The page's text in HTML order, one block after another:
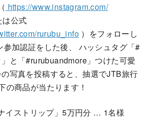
https://www.instagram.com/
は公式
rurubu_ info ）をフォローし
参加認証をした後、 ハッシュタグ「#
と「#rurubuandmore」つけた可愛
写真を投稿すると、抽選でJTB旅行
の商品が当たります！
イストリップ」5万円分 … 1名様